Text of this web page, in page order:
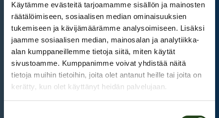
Käytämme evästeitä tarjoamamme sisällön ja mainosten
räätälöimiseen, sosiaalisen median ominaisuuksien
tukemiseen ja kävijämäärämme analysoimiseen. Lisäksi
jaamme sosiaalisen median, mainosalan ja analytiikka-
alan kumppaneillemme tietoja siitä, miten käytät
sivustoamme. Kumppanimme voivat yhdistää näitä
tietoja muihin tietoihin, joita olet antanut heille tai joita on
kerätty, kun olet käyttänyt heidän palvelujaan.
Kauppakeskus Grani